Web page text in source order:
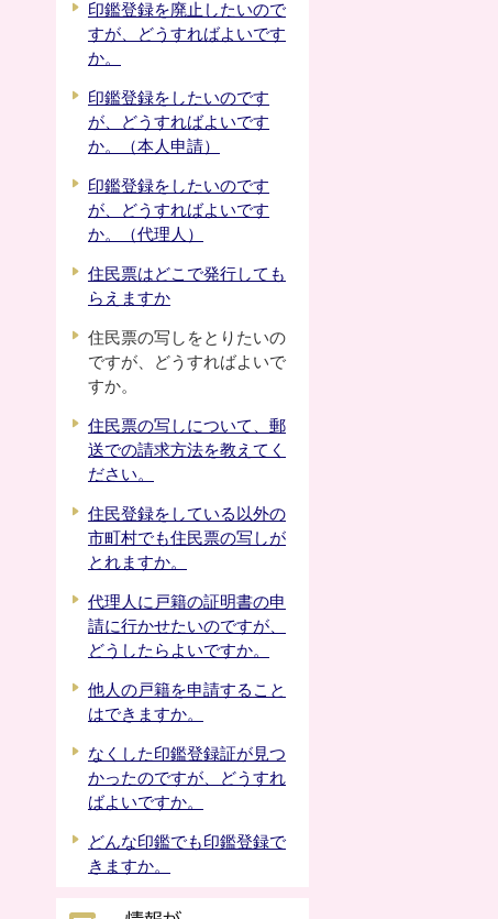
印鑑登録を廃止したいので
すが、どうすればよいです
か。
印鑑登録をしたいのです
が、どうすればよいです
か。（本人申請）
印鑑登録をしたいのです
が、どうすればよいです
か。（代理人）
住民票はどこで発行しても
らえますか
住民票の写しをとりたいの
ですが、どうすればよいで
すか。
住民票の写しについて、郵
送での請求方法を教えてく
ださい。
住民登録をしている以外の
市町村でも住民票の写しが
とれますか。
代理人に戸籍の証明書の申
請に行かせたいのですが、
どうしたらよいですか。
他人の戸籍を申請すること
はできますか。
なくした印鑑登録証が見つ
かったのですが、どうすれ
ばよいですか。
どんな印鑑でも印鑑登録で
きますか。